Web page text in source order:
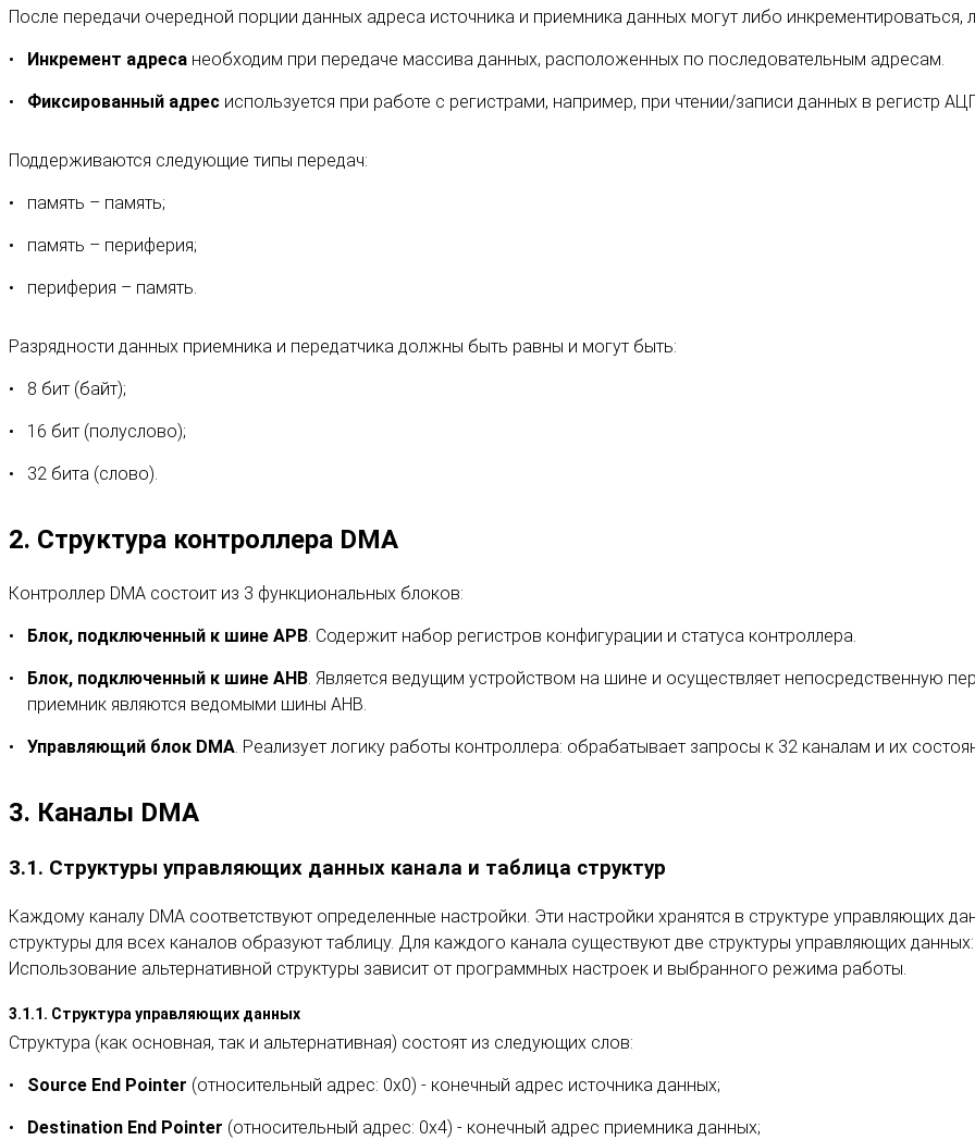
После передачи очередной порции данных адреса источника и приемника данных могут либо инкрементироваться,
Инкремент адреса необходим при передаче массива данных, расположенных по последовательным адресам.
Фиксированный адрес используется при работе с регистрами, например, при чтении/записи данных в регистр
Поддерживаются следующие типы передач:
память – память;
память – периферия;
периферия – память.
Разрядности данных приемника и передатчика должны быть равны и могут быть:
8 бит (байт);
16 бит (полуслово);
32 бита (слово).
2. Структура контроллера DMA
Контроллер DMA состоит из 3 функциональных блоков:
Блок, подключенный к шине APB . Содержит набор регистров конфигурации и статуса контроллера.
Блок, подключенный к шине AHB . Является ведущим устройством на шине и осуществляет непосредственную
приемник являются ведомыми шины AHB.
Управляющий блок DMA . Реализует логику работы контроллера: обрабатывает запросы к 32 каналам и их
3. Каналы DMA
3.1. Структуры управляющих данных канала и таблица структур
Каждому каналу DMA соответствуют определенные настройки. Эти настройки хранятся в структуре управляющих
структуры для всех каналов образуют таблицу. Для каждого канала существуют две структуры управляющих данных:
Использование альтернативной структуры зависит от программных настроек и выбранного режима работы.
3.1.1. Структура управляющих данных
Структура (как основная, так и альтернативная) состоят из следующих слов:
Source End Pointer (относительный адрес: 0x0) - конечный адрес источника данных;
Destination End Pointer (относительный адрес: 0x4) - конечный адрес приемника данных;